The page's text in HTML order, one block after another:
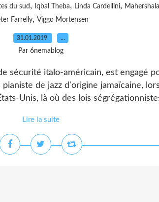
du sud , Iqbal Theba, Linda Cardellini,
Farrelly, Viggo Mortensen
31.01.2019 …
Par 6nemablog
sécurité italo-américain, est engagé
de jazz d'origine jamaïcaine,
Unis, là où des lois
Lire la suite